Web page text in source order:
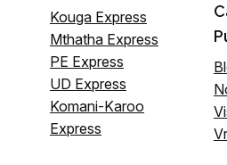
Kouga Express
Mthatha Express
PE Express
UD Express
Komani-Karoo
Express